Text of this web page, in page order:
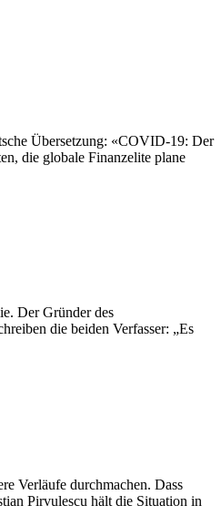
Übersetzung: «COVID-19: Der
die globale Finanzelite plane
Der Gründer des
die beiden Verfasser: „Es
Verläufe durchmachen. Dass
Pirvulescu hält die Situation in